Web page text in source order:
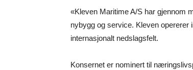
«Kleven Maritime A/S har gjennom
nybygg og service. Kleven
internasjonalt nedslagsfelt.
Konsernet er nominert til